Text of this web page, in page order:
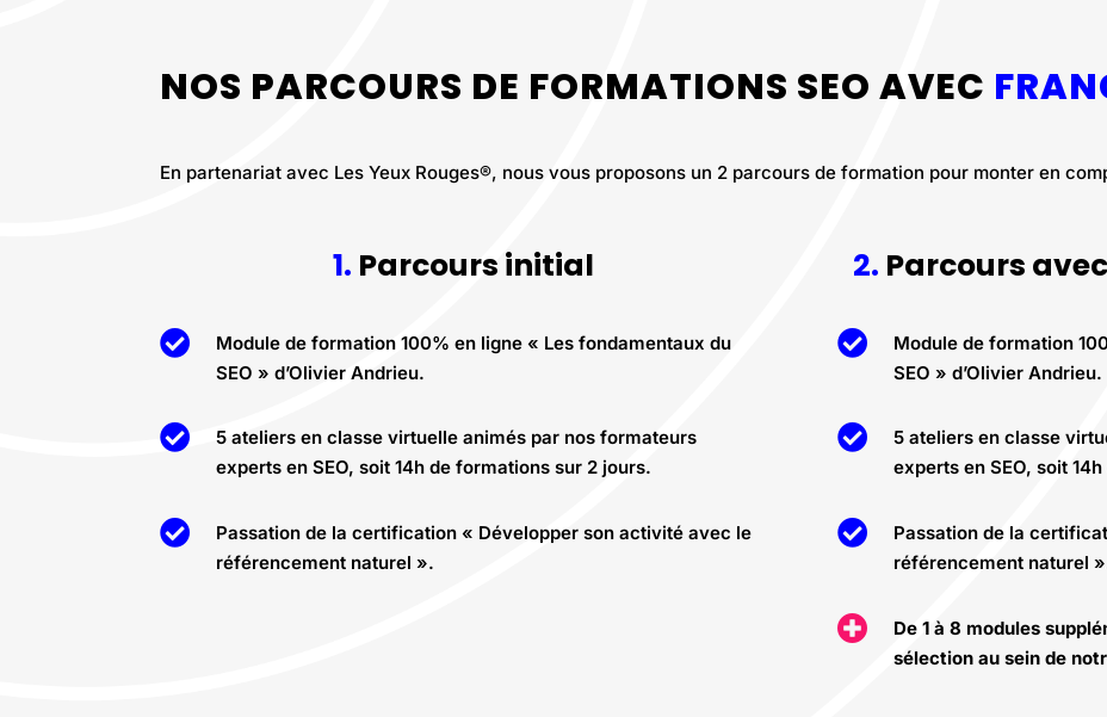
NOS PARCOURS DE FORMATIONS SEO AVEC
En partenariat avec Les Yeux Rouges®, nous vous proposons un 2 parcours de formation pour monter en
1. Parcours initial

Module de formation 100% en ligne « Les fondamentaux du
SEO » d’Olivier Andrieu.

5 ateliers en classe virtuelle animés par nos formateurs
experts en SEO, soit 14h de formations sur 2 jours.

Passation de la certification « Développer son activité avec le
référencement naturel ».
2. Parcours

Module de formation
SEO » d’Olivier Andrieu.

5 ateliers en classe
experts en SEO, soit

Passation de la
référencement naturel

De 1 à 8 modules
sélection au sein de